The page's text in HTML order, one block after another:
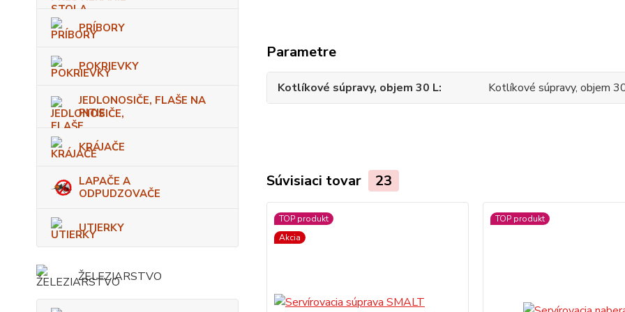
PRÍBORY
POKRIEVKY
JEDLONOSIČE, FLAŠE NA
PITIE
KRÁJAČE
LAPAČE A
ODPUDZOVAČE
UTIERKY
ŽELEZIARSTVO
Parametre
Kotlíkové súpravy, objem 30 L Kotlíkové súpravy, objem
Súvisiaci tovar 23
TOP produkt
Akcia
TOP produkt